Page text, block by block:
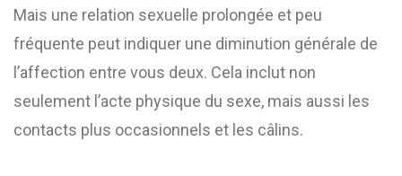
Mais une relation sexuelle prolongée et peu
fréquente peut indiquer une diminution générale de
l’affection entre vous deux. Cela inclut non
seulement l’acte physique du sexe, mais aussi les
contacts plus occasionnels et les câlins.